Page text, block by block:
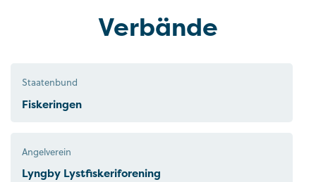
Verbände
Staatenbund
Fiskeringen
Angelverein
Lyngby Lystfiskeriforening